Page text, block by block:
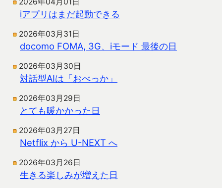
2026年04月01日
iアプリはまだ起動できる
2026年03月31日
docomo FOMA, 3G、iモード 最後の日
2026年03月30日
対話型AIは「おべっか」
2026年03月29日
とても暖かかった日
2026年03月27日
Netflix から U-NEXT へ
2026年03月26日
生きる楽しみが増えた日